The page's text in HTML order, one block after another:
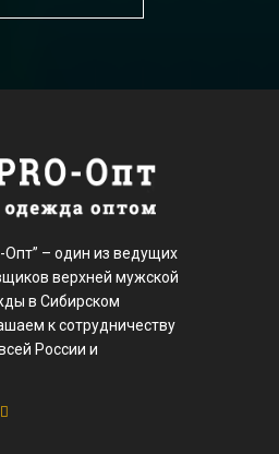
Опт” – один из ведущих
верхней мужской
в Сибирском
к сотрудничеству
России и